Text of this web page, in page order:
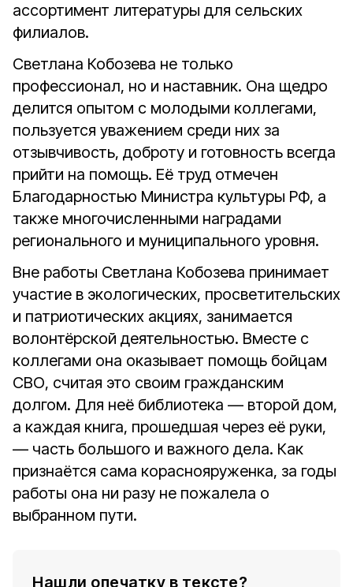
ассортимент литературы для сельских
филиалов.
Светлана Кобозева не только
профессионал, но и наставник. Она щедро
делится опытом с молодыми коллегами,
пользуется уважением среди них за
отзывчивость, доброту и готовность всегда
прийти на помощь. Её труд отмечен
Благодарностью Министра культуры РФ, а
также многочисленными наградами
регионального и муниципального уровня.
Вне работы Светлана Кобозева принимает
участие в экологических, просветительских
и патриотических акциях, занимается
волонтёрской деятельностью. Вместе с
коллегами она оказывает помощь бойцам
СВО, считая это своим гражданским
долгом. Для неё библиотека — второй дом,
а каждая книга, прошедшая через её руки,
— часть большого и важного дела. Как
признаётся сама кораснояруженка, за годы
работы она ни разу не пожалела о
выбранном пути.
Нашли опечатку в тексте?